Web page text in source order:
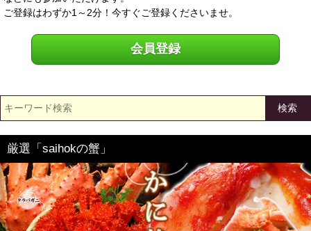
ご登録はわずか1～2分！今すぐご登録くださいませ。
会員登録
検索
厳選「saihokの蟹」